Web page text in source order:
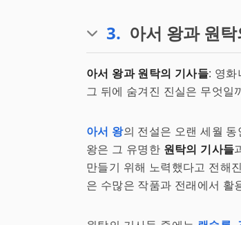
3. 아서 왕과 원
아서 왕과 원탁의 기사들: 영
그 뒤에 숨겨진 진실은 무엇
아서 왕의 전설은 오랜 세월
왕은 그 유명한 원탁의 기사들
만들기 위해 노력했다고 전해
은 수많은 작품과 전래에서